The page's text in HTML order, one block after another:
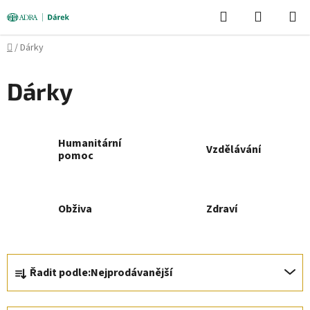
na
obsah
Hledat
KOŠÍK
Domů
/Dárky
Dárky
Humanitární
pomoc
Vzdělávání
Obživa Zdraví
Ř
a
z
Řadit podle:Nejprodávanější